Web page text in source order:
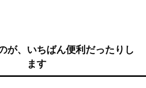
が、いちばん便利だったりし
ます